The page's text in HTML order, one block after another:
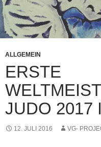
ALLGEMEIN
ERSTE
JUDO 2017
12. JULI 2016 VG-